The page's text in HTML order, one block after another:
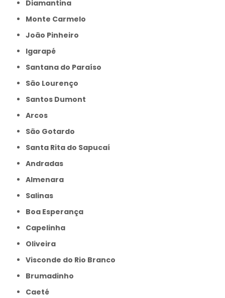
Diamantina
Monte Carmelo
João Pinheiro
Igarapé
Santana do Paraíso
São Lourenço
Santos Dumont
Arcos
São Gotardo
Santa Rita do Sapucaí
Andradas
Almenara
Salinas
Boa Esperança
Capelinha
Oliveira
Visconde do Rio Branco
Brumadinho
Caeté